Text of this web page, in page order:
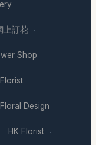
·
上訂花 ·
Shop ·
·
Floral Design ·
· HK Florist ·